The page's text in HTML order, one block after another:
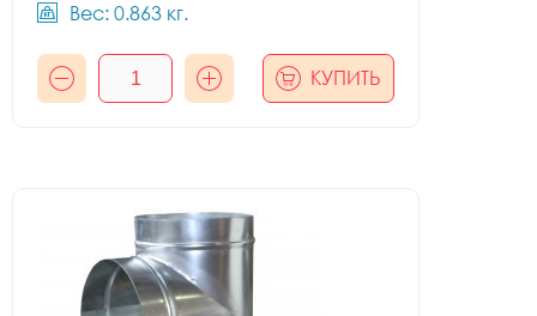
Вес: 0.863 кг.
КУПИТЬ